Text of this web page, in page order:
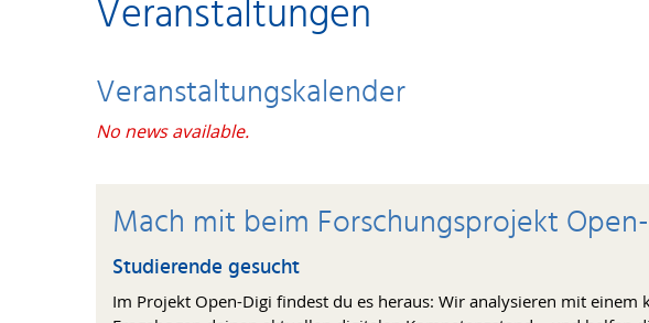
Veranstaltungen
Veranstaltungskalender
No news available.
Mach mit beim Forschungsprojekt
Studierende gesucht
Im Projekt Open-Digi findest du es heraus: Wir analysieren mit einem